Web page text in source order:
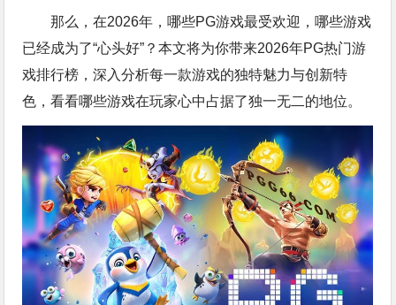
那么，在2026年，哪些PG游戏最受欢迎，哪些游戏
已经成为了“心头好”？本文将为你带来2026年PG热门游
戏排行榜，深入分析每一款游戏的独特魅力与创新特
色，看看哪些游戏在玩家心中占据了独一无二的地位。